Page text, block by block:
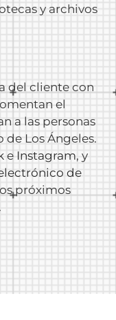
y archivos
del cliente con
el
a las personas
Los Ángeles.
e Instagram, y
de
próximos